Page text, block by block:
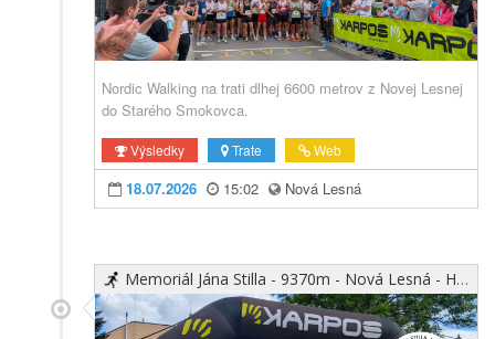
Nordic Walking na trati dlhej 6600 metrov z Novej Lesnej
do Starého Smokovca.
Výsledky Trate Web
18.07.2026 15:02 Nová Lesná
Memoriál Jána Stilla - 9370m - Nová Lesná - Hrebienok